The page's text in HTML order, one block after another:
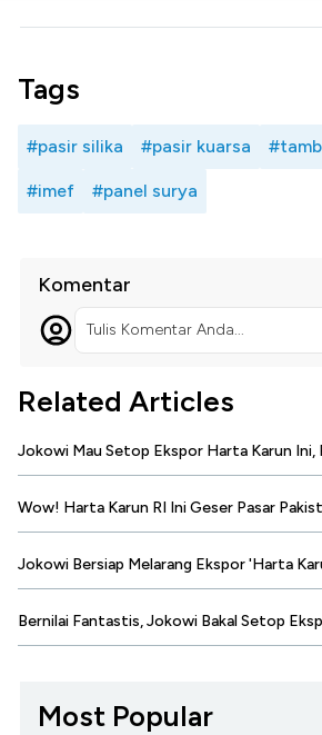
Tags
#pasir silika #pasir kuarsa
#imef #panel surya
Komentar
Tulis Komentar Anda...
Related Articles
Jokowi Mau Setop Ekspor Harta Karun Ini,
Wow! Harta Karun RI Ini Geser Pasar
Jokowi Bersiap Melarang Ekspor 'Harta
Bernilai Fantastis, Jokowi Bakal Setop
Most Popular